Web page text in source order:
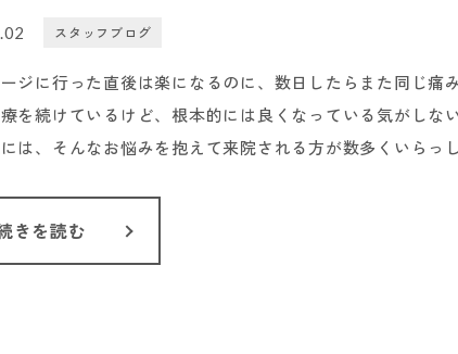
スタッフブログ
ージに行った直後は楽になるのに、数日したらまた同じ痛
を続けているけど、根本的には良くなっている気がしな
は、そんなお悩みを抱えて来院される方が数多くいらっ
きを読む